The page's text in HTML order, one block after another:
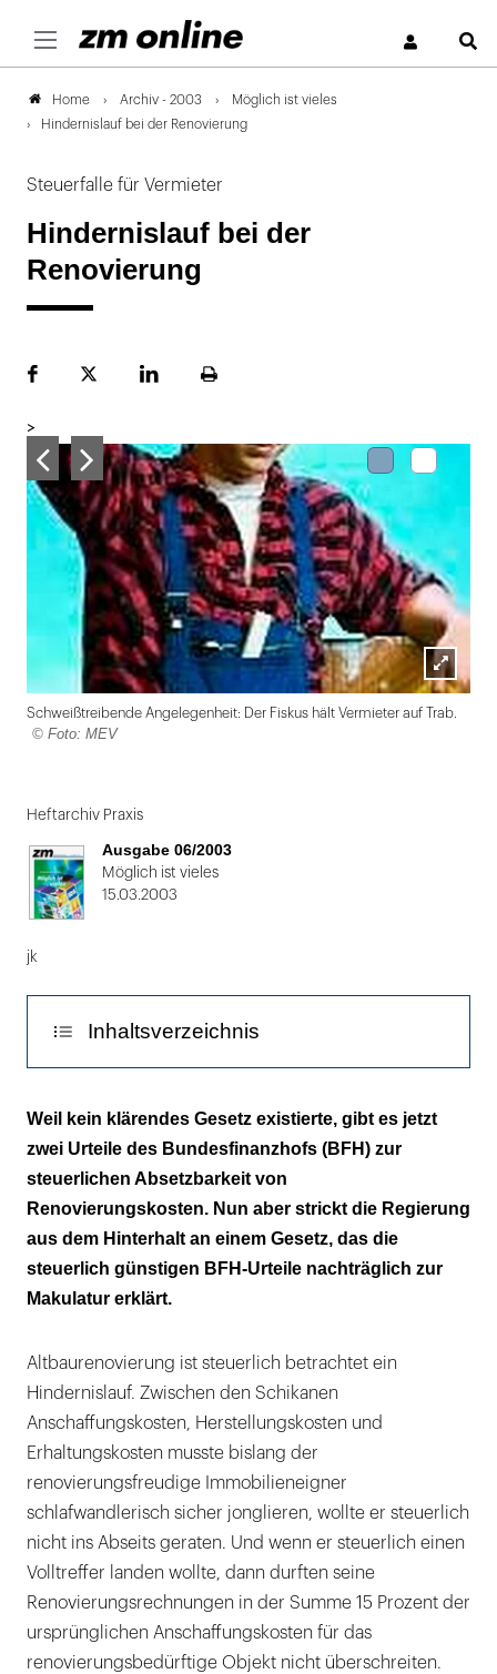
Home Archiv - 2003
Möglich ist vieles
Hindernislauf bei der Renovierung
Steuerfalle für Vermieter
Hindernislauf bei der
Renovierung
FacebookPlattformLinekdInSeite
>
Lightbox
öffnen
Schweißtreibende Angelegenheit: Der Fiskus hält Vermieter auf Trab.
© Foto: MEV
1
von
Heftarchiv Praxis
Ausgabe 06/2003
Möglich ist vieles
15.03.2003
jk
Inhaltsverzeichnis
Kernbereiche
Weil kein klärendes Gesetz existierte, gibt es jetzt
zwei Urteile des Bundesfinanzhofs (BFH) zur
steuerlichen Absetzbarkeit von
Renovierungskosten. Nun aber strickt die Regierung
aus dem Hinterhalt an einem Gesetz, das die
steuerlich günstigen BFH-Urteile nachträglich zur
Makulatur erklärt.
Altbaurenovierung ist steuerlich betrachtet ein
Hindernislauf. Zwischen den Schikanen
Anschaffungskosten, Herstellungskosten und
Erhaltungskosten musste bislang der
renovierungsfreudige Immobilieneigner
schlafwandlerisch sicher jonglieren, wollte er steuerlich
nicht ins Abseits geraten. Und wenn er steuerlich einen
Volltreffer landen wollte, dann durften seine
Renovierungsrechnungen in der Summe 15 Prozent der
ursprünglichen Anschaffungskosten für das
renovierungsbedürftige Objekt nicht überschreiten.